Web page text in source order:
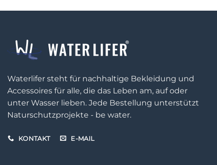
Waterlifer steht für nachhaltige Bekleidung und
Accessoires für alle, die das Leben am, auf oder
unter Wasser lieben. Jede Bestellung unterstützt
Naturschutzprojekte - be water.
KONTAKT E-MAIL